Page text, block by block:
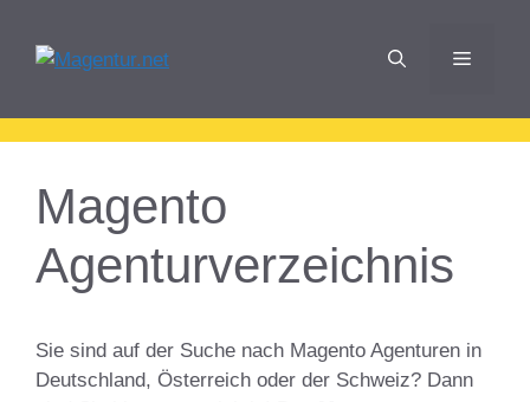
Inhalt
springen
Menü
Magento
Agenturverzeichnis
Sie sind auf der Suche nach Magento Agenturen in
Deutschland, Österreich oder der Schweiz? Dann